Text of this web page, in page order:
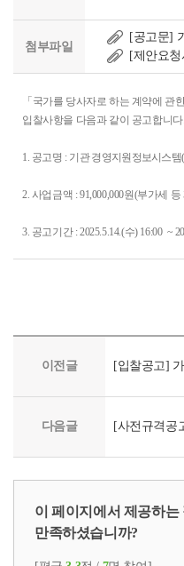
첨부파일
[공고문]
[제안요
「국가를 당사자로 하는 계약에 관
입찰사항을 다음과 같이 공고합니다.
1. 공고명 : 기관 경영지원정보시스템
2. 사업금액 : 91,000,000원(부가세
3. 공고기간 : 2025.5.14.(수) 16:00 ~
이전글 [입찰공고]
다음글 [사전규격공
이 페이지에서 제공하
만족하셨습니까?